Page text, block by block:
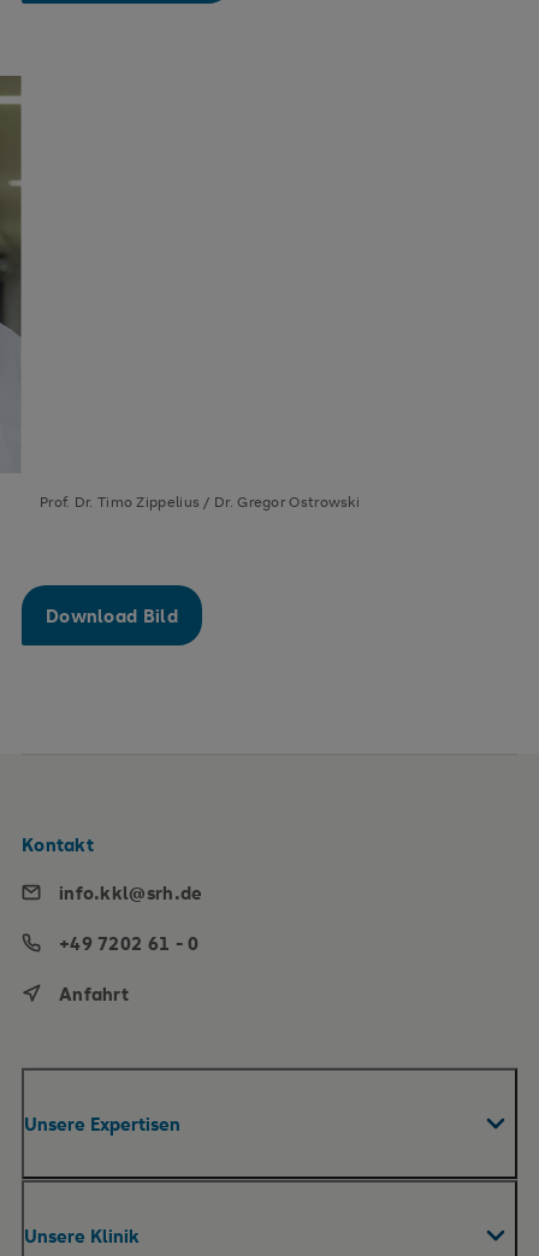
Prof. Dr. Timo Zippelius / Dr. Gregor Ostrowski
Download Bild
Unsere Expertisen
Akut-Reha
Unsere Klinik
Kontakt
info.kkl@srh.de
+49 7202 61 - 0
Anfahrt